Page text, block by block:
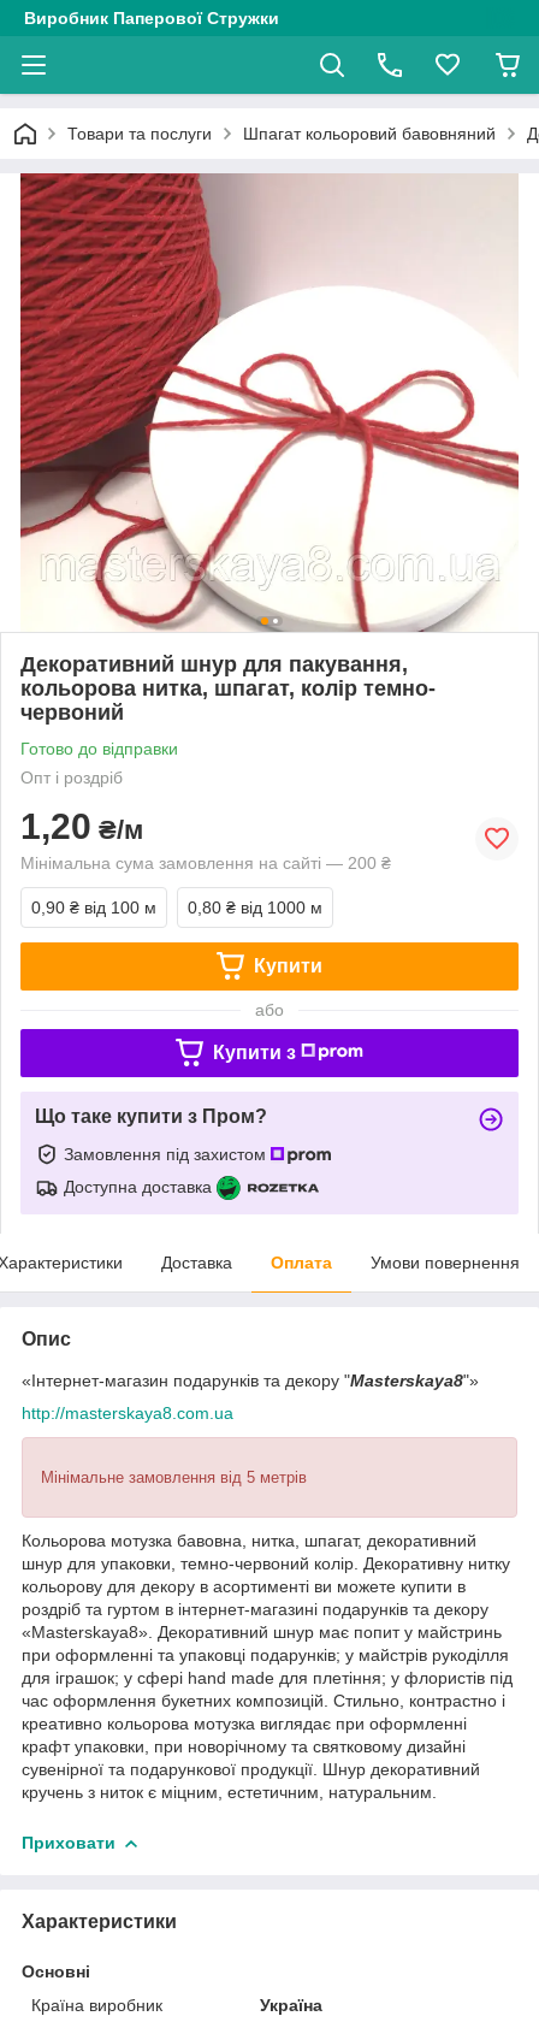
Виробник Паперової Стружки
Товари та послуги Шпагат кольоровий бавовняний
Декоративний шнур для пакування,
кольорова нитка, шпагат, колір темно-
червоний
Готово до відправки
Опт і роздріб
1,20 ₴/м
Мінімальна сума замовлення на сайті — 200 ₴
0,90 ₴ від 100 м 0,80 ₴ від 1000 м
Купити
або
Купити з
Що таке купити з Пром?
Замовлення під захистом
Доступна доставка
Доставка Оплата Умови повернення
Опис
«Інтернет-магазин подарунків та декору "Masterskaya8"»
http://masterskaya8.com.ua
Мінімальне замовлення від 5 метрів
Кольорова мотузка бавовна, нитка, шпагат, декоративний
шнур для упаковки, темно-червоний колір. Декоративну нитку
кольорову для декору в асортименті ви можете купити в
роздріб та гуртом в інтернет-магазині подарунків та декору
«Masterskaya8». Декоративний шнур має попит у майстринь
при оформленні та упаковці подарунків; у майстрів рукоділля
для іграшок; у сфері hand made для плетіння; у флористів під
час оформлення букетних композицій. Стильно, контрастно і
креативно кольорова мотузка виглядає при оформленні
крафт упаковки, при новорічному та святковому дизайні
сувенірної та подарункової продукції. Шнур декоративний
кручень з ниток є міцним, естетичним, натуральним.
Приховати
Характеристики
Основні
Країна виробник
Україна